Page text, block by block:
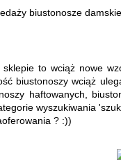
biustonosze
sklepie to wciąż nowe
biustonoszy wciąż
haftowanych,
wyszukiwania
? :))